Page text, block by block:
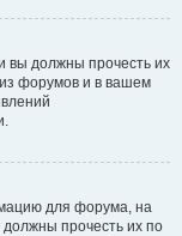
вы должны прочесть их
форумов и в вашем
для форума, на
прочесть их по